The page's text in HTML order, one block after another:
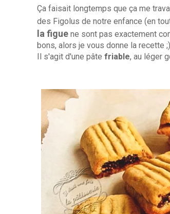
Ça faisait longtemps que ça me
des Figolus de notre enfance (en
la figue ne sont pas exactement
bons, alors je vous donne la recette ;)
Il s'agit d'une pâte friable, au léger